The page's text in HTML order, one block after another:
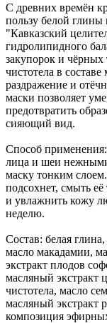
С древних времён
пользу белой глины
"Кавказский
гидролипидного
закупорок и
чистотела в
раздражение и
маски позволяет
предотвратить
сияющий вид.
Способ
лица и шеи
маску тонким
подсохнет, смыть
и увлажнить кожу
неделю.
Состав: белая
масло макадамии,
экстракт плодов
масляный экстракт
чистотела, масло
масляный экстракт
композиция